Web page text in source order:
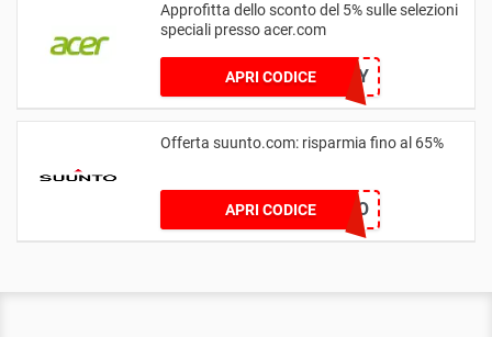
Approfitta dello sconto del 5% sulle selezioni
speciali presso acer.com
APRI CODICEMYSTERY
Offerta suunto.com: risparmia fino al 65%
APRI CODICE
CMXSUUNTO